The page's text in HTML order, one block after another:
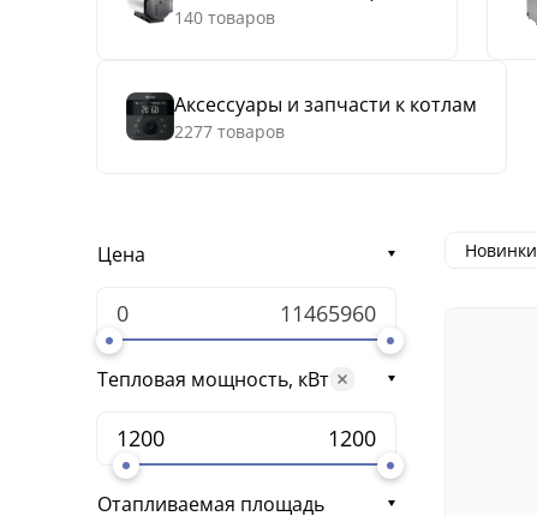
140 товаров
Аксессуары и запчасти к котлам
2277 товаров
Цена
Тепловая мощность, кВт
Отапливаемая площадь
Новинки